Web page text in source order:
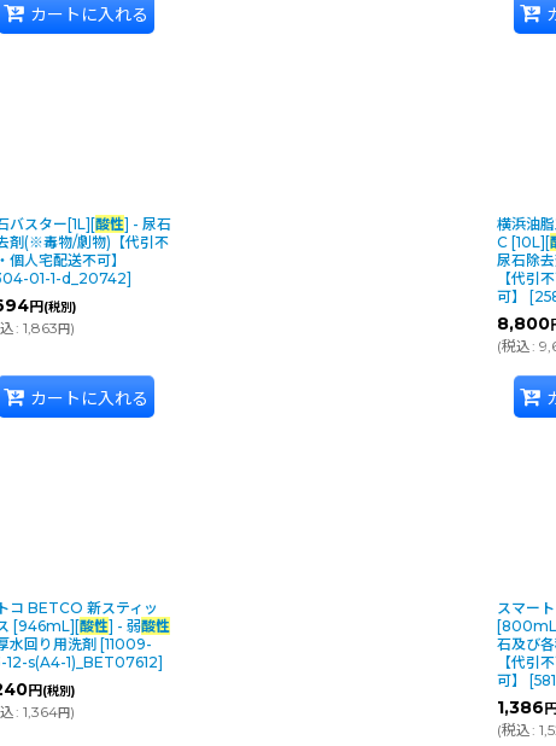
カートに入れる
バスター[1L][酸性] - 尿石
剤(※毒物/劇物)【代引不
個人宅配送不可】
01-1-d_20742]
円 (税別)
: 1,863円)
カートに入れる
横浜油
C [10L][
尿石除
【代引
可】
[
8,800
(税込:
コ BETCO 新スティッ
[946mL][酸性] - 弱酸性
水回り用洗剤 [11009-
s(A4-1)_BET07612]
円 (税別)
: 1,364円)
スマー
石及び
【代引
可】
[
1,386 円
(税込: